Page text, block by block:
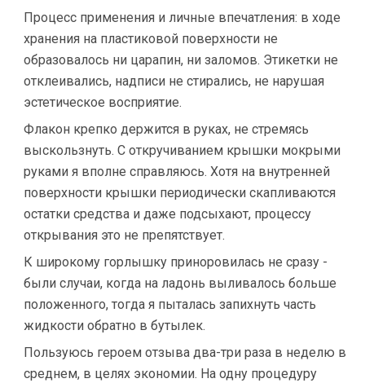
Процесс применения и личные впечатления: в ходе
хранения на пластиковой поверхности не
образовалось ни царапин, ни заломов. Этикетки не
отклеивались, надписи не стирались, не нарушая
эстетическое восприятие.
Флакон крепко держится в руках, не стремясь
выскользнуть. С откручиванием крышки мокрыми
руками я вполне справляюсь. Хотя на внутренней
поверхности крышки периодически скапливаются
остатки средства и даже подсыхают, процессу
открывания это не препятствует.
К широкому горлышку приноровилась не сразу -
были случаи, когда на ладонь выливалось больше
положенного, тогда я пыталась запихнуть часть
жидкости обратно в бутылек.
Пользуюсь героем отзыва два-три раза в неделю в
среднем, в целях экономии. На одну процедуру